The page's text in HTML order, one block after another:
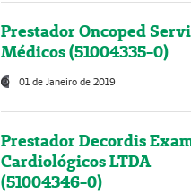
Prestador Oncoped
Médicos (51004335-0)
01 de Janeiro de 2019
Prestador Decordis
Cardiológicos LTDA
(51004346-0)